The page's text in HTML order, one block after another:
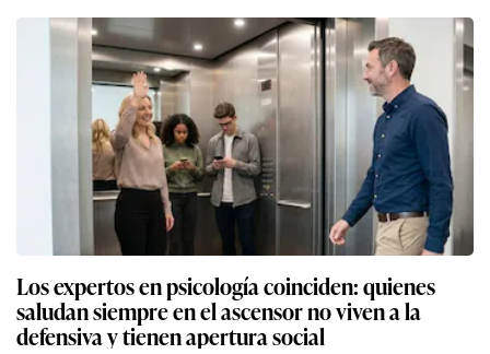
Los expertos en psicología coinciden: quienes
saludan siempre en el ascensor no viven a la
defensiva y tienen apertura social